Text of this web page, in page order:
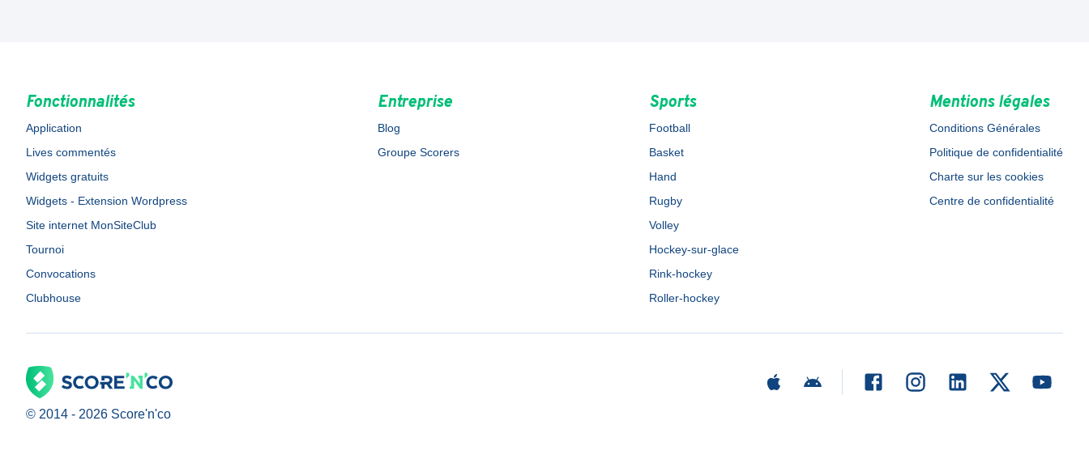
Fonctionnalités
Application
Lives commentés
Widgets gratuits
Widgets - Extension Wordpress
Site internet MonSiteClub
Tournoi
Convocations
Clubhouse
Entreprise
Blog
Groupe Scorers
Sports
Football
Basket
Hand
Rugby
Volley
Hockey-sur-glace
Rink-hockey
Roller-hockey
Mentions légales
Conditions Générales
Politique de confidentialité
Charte sur les cookies
Centre de confidentialité
© 2014 - 2026 Score'n'co